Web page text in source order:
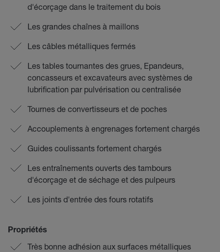
d'écorçage dans le traitement du bois
Les grandes chaînes à maillons
Les câbles métalliques fermés
Les tables tournantes des grues, Epandeurs,
concasseurs et excavateurs avec systèmes de
lubrification par pulvérisation ou centralisée
Tournes de convertisseurs et de poches
Accouplements à engrenages fortement chargés
Guides coulissants fortement chargés
Les entraînements ouverts des tambours
d'écorçage et de séchage et des pulpeurs
Les joints d'entrée des fours rotatifs
Propriétés
Très bonne adhésion aux surfaces métalliques